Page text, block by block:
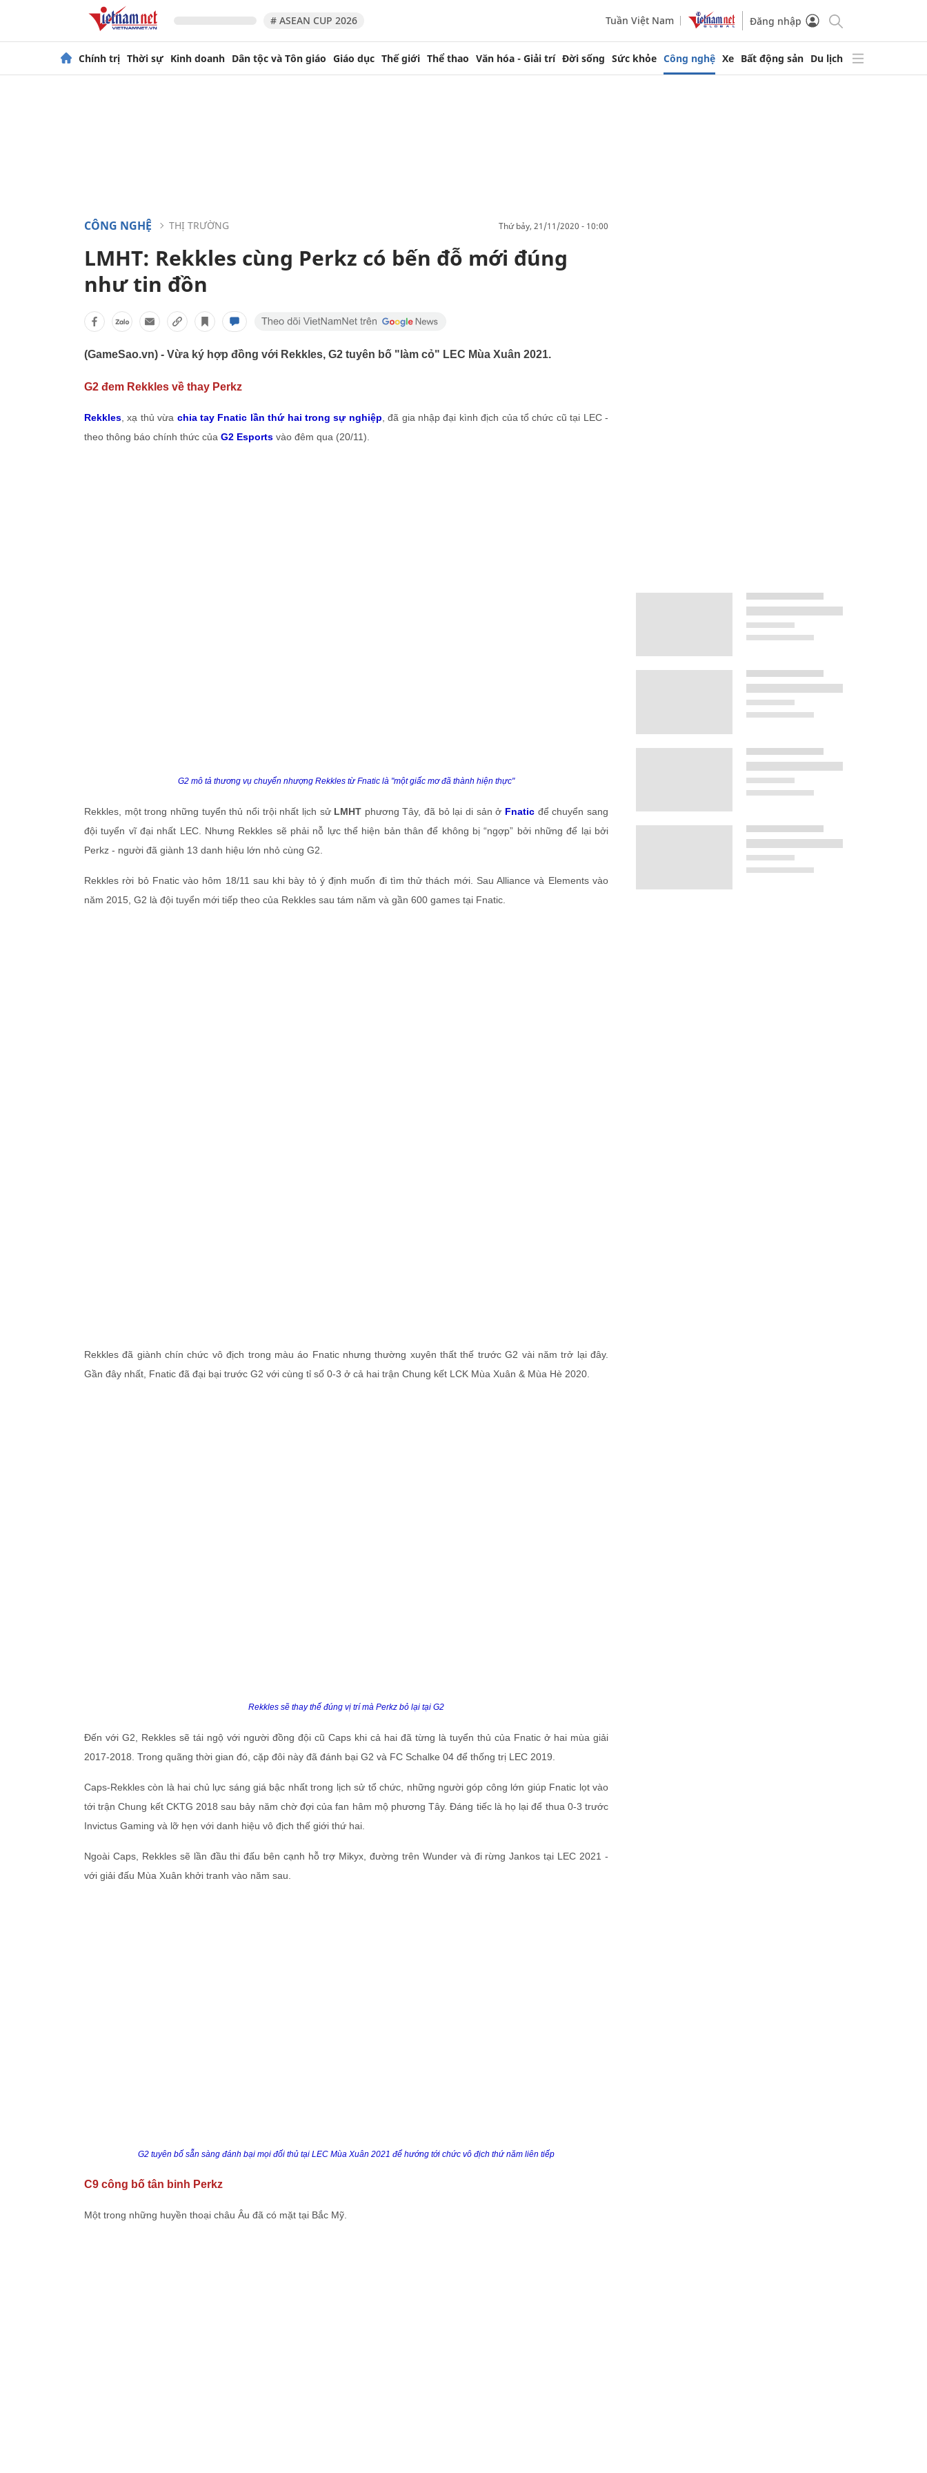
# ASEAN CUP 2026 Tuần Việt Nam Đăng nhập
Chính trị Thời sự Kinh doanh Dân tộc và Tôn giáo Giáo dục Thế giới Thể thao Văn hóa - Giải trí Đời sống Sức khỏe Công nghệ Xe Bất động sản Du lịch
CÔNG NGHỆ THỊ TRƯỜNG thứ bảy, 21/11/2020 - 10:00
LMHT: Rekkles cùng Perkz có bến đỗ mới đúng
như tin đồn
(GameSao.vn) - Vừa ký hợp đồng với Rekkles, G2 tuyên bố "làm cỏ" LEC Mùa Xuân 2021.
G2 đem Rekkles về thay Perkz
Rekkles , xạ thủ vừa chia tay Fnatic lần thứ hai trong sự nghiệp , đã gia nhập đại kình địch của tổ chức cũ tại LEC -
theo thông báo chính thức của G2 Esports vào đêm qua (20/11).
G2 mô tả thương vụ chuyển nhượng Rekkles từ Fnatic là "một giấc mơ đã thành hiện thực"
Rekkles, một trong những tuyển thủ nổi trội nhất lịch sử LMHT phương Tây, đã bỏ lại di sản ở Fnatic để chuyển sang
đội tuyển vĩ đại nhất LEC. Nhưng Rekkles sẽ phải nỗ lực thể hiện bản thân để không bị “ngợp” bởi những để lại bởi
Perkz - người đã giành 13 danh hiệu lớn nhỏ cùng G2.
Rekkles rời bỏ Fnatic vào hôm 18/11 sau khi bày tỏ ý định muốn đi tìm thử thách mới. Sau Alliance và Elements vào
năm 2015, G2 là đội tuyển mới tiếp theo của Rekkles sau tám năm và gần 600 games tại Fnatic.
Rekkles đã giành chín chức vô địch trong màu áo Fnatic nhưng thường xuyên thất thế trước G2 vài năm trở lại đây.
Gần đây nhất, Fnatic đã đại bại trước G2 với cùng tỉ số 0-3 ở cả hai trận Chung kết LCK Mùa Xuân & Mùa Hè 2020.
Rekkles sẽ thay thế đúng vị trí mà Perkz bỏ lại tại G2
Đến với G2, Rekkles sẽ tái ngộ với người đồng đội cũ Caps khi cả hai đã từng là tuyển thủ của Fnatic ở hai mùa giải
2017-2018. Trong quãng thời gian đó, cặp đôi này đã đánh bại G2 và FC Schalke 04 để thống trị LEC 2019.
Caps-Rekkles còn là hai chủ lực sáng giá bậc nhất trong lịch sử tổ chức, những người góp công lớn giúp Fnatic lọt vào
tới trận Chung kết CKTG 2018 sau bảy năm chờ đợi của fan hâm mộ phương Tây. Đáng tiếc là họ lại để thua 0-3 trước
Invictus Gaming và lỡ hẹn với danh hiệu vô địch thế giới thứ hai.
Ngoài Caps, Rekkles sẽ lần đầu thi đấu bên cạnh hỗ trợ Mikyx, đường trên Wunder và đi rừng Jankos tại LEC 2021 -
với giải đấu Mùa Xuân khởi tranh vào năm sau.
G2 tuyên bố sẵn sàng đánh bại mọi đối thủ tại LEC Mùa Xuân 2021 để hướng tới chức vô địch thứ năm liên tiếp
C9 công bố tân binh Perkz
Một trong những huyền thoại châu Âu đã có mặt tại Bắc Mỹ.